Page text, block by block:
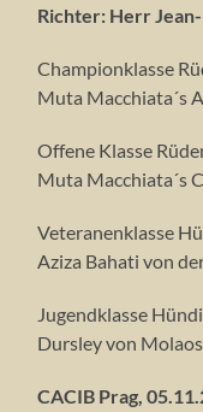
Richter: Herr
Championklasse
Muta Macchiata´s
Offene Klasse
Muta Macchiata´s
Veteranenklasse
Aziza Bahati von
Jugendklasse
Dursley von
CACIB Prag,